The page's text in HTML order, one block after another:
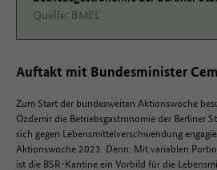
Quelle: BMEL
Auftakt mit Bundesminister
Zum Start der bundesweiten Aktionswoche
Özdemir die Betriebsgastronomie der Berliner
sich gegen Lebensmittelverschwendung
Aktionswoche 2023. Denn: Mit variablen
ist die BSR-Kantine ein Vorbild für die